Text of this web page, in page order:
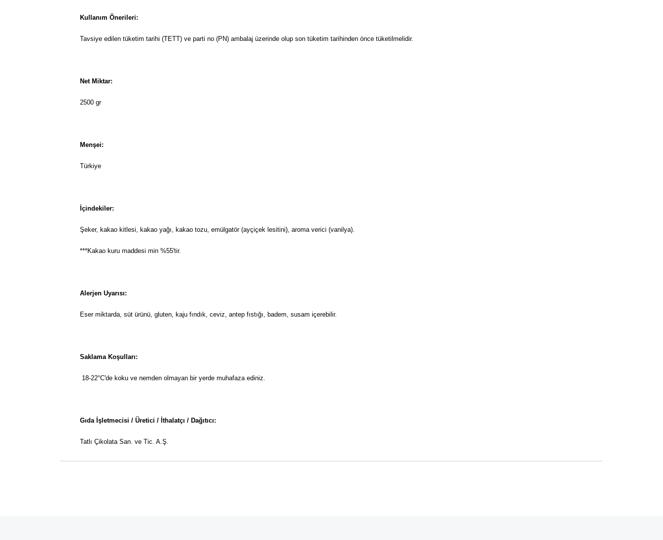
Kullanım Önerileri:
Tavsiye edilen tüketim tarihi (TETT) ve parti no (PN) ambalaj üzerinde olup son tüketim tarihinden önce tüketilmelidir.
Net Miktar:
2500 gr
Menşei:
Türkiye
İçindekiler:
Şeker, kakao kitlesi, kakao yağı, kakao tozu, emülgatör (ayçiçek lesitini), aroma verici (vanilya).
***Kakao kuru maddesi min %55'tir.
Alerjen Uyarısı:
Eser miktarda, süt ürünü, gluten, kaju fındık, ceviz, antep fıstığı, badem, susam içerebilir.
Saklama Koşulları:
18-22°C'de koku ve nemden olmayan bir yerde muhafaza ediniz.
Gıda İşletmecisi / Üretici / İthalatçı / Dağıtıcı:
Tatlı Çikolata San. ve Tic. A.Ş.